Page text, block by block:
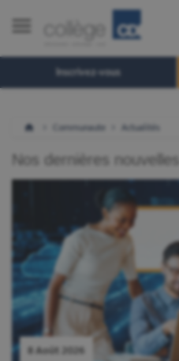
Inscrivez-vous
Communaute Actualités
Nos dernières nouvelles
8 Août 2026